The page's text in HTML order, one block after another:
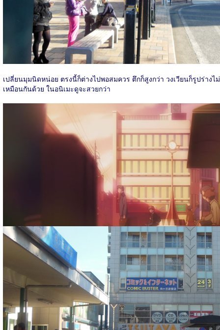
เปลี่ยนมุมนิดหน่อย ตรงนี้ก็ต่างไปพอสมควร ตึกก็สูงกว่า วงเวียนก็รูปร่างไม่
เหมือนกันด้วย ในอนิเมะดูจะสวยกว่า